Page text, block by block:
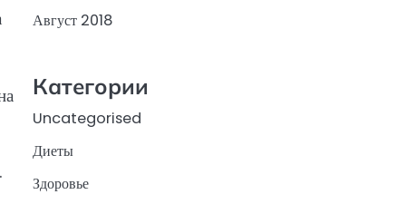
Август 2018
Категории
Uncategorised
Диеты
Здоровье